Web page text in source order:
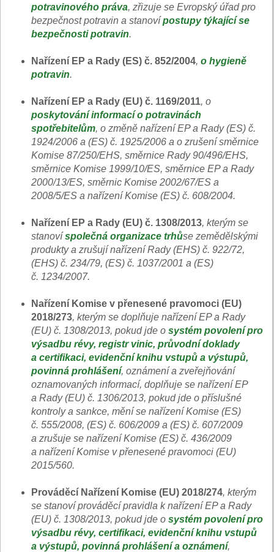
potravinového práva, zřizuje se Evropský úřad pro
bezpečnost potravin a stanoví postupy týkající se
bezpečnosti potravin.
Nařízení EP a Rady (ES) č. 852/2004, o hygieně
potravin.
Nařízení EP a Rady (EU) č. 1169/2011, o
poskytování informací o potravinách
spotřebitelům, o změně nařízení EP a Rady (ES) č.
1924/2006 a (ES) č. 1925/2006 a o zrušení směrnice
Komise 87/250/EHS, směrnice Rady 90/496/EHS,
směrnice Komise 1999/10/ES, směrnice EP a Rady
2000/13/ES, směrnic Komise 2002/67/ES a
2008/5/ES a nařízení Komise (ES) č. 608/2004.
Nařízení EP a Rady (EU) č. 1308/2013, kterým se
stanoví společná organizace trhůse zemědělskými
produkty a zrušují nařízení Rady (EHS) č. 922/72,
(EHS) č. 234/79, (ES) č. 1037/2001 a (ES)
č. 1234/2007.
Nařízení Komise v přenesené pravomoci (EU)
2018/273, kterým se doplňuje nařízení EP a Rady
(EU) č. 1308/2013, pokud jde o systém povolení pro
výsadbu révy, registr vinic, průvodní doklady
a certifikaci, evidenční knihu vstupů a výstupů,
povinná prohlášení, oznámení a zveřejňování
oznamovaných informací, doplňuje se nařízení EP
a Rady (EU) č. 1306/2013, pokud jde o příslušné
kontroly a sankce, mění se nařízení Komise (ES)
č. 555/2008, (ES) č. 606/2009 a (ES) č. 607/2009
a zrušuje se nařízení Komise (ES) č. 436/2009
a nařízení Komise v přenesené pravomoci (EU)
2015/560.
Prováděcí Nařízení Komise (EU) 2018/274, kterým
se stanoví prováděcí pravidla k nařízení EP a Rady
(EU) č. 1308/2013, pokud jde o systém povolení pro
výsadbu révy, certifikaci, evidenční knihu vstupů
a výstupů, povinná prohlášení a oznámení,